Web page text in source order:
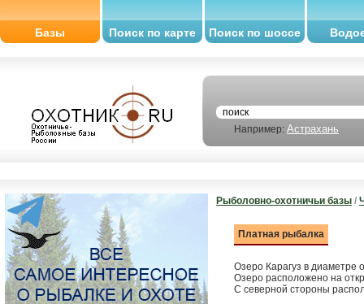
Базы Поиск по карте Поиск по шоссе
Например: Астрахань
Рыболовно-охотничьи базы /
Платная рыбалка
Озеро Карагуз в диаметре
Озеро расположено на
С северной стороны